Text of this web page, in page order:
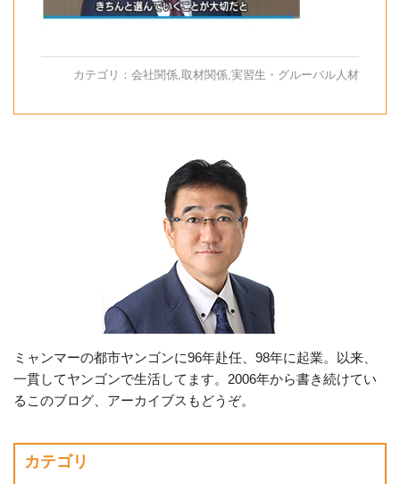
カテゴリ： 会社関係 取材関係 実習生・グルーバル人材
ミャンマーの都市ヤンゴンに96年赴任、98年に起業。以来、
一貫してヤンゴンで生活してます。2006年から書き続けてい
るこのブログ、アーカイブスもどうぞ。
カテゴリ